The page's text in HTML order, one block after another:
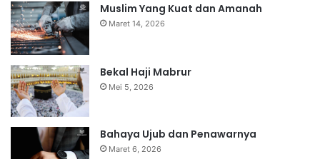
Muslim Yang Kuat dan Amanah
Maret 14, 2026
Bekal Haji Mabrur
Mei 5, 2026
Bahaya Ujub dan Penawarnya
Maret 6, 2026